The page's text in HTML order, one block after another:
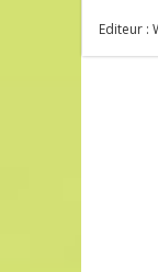
Editeur :